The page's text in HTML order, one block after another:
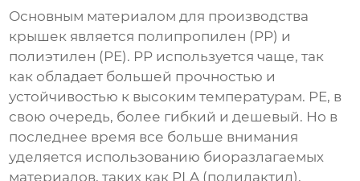
Основным материалом для производства
крышек является полипропилен (PP) и
полиэтилен (PE). PP используется чаще, так
как обладает большей прочностью и
устойчивостью к высоким температурам. PE, в
свою очередь, более гибкий и дешевый. Но в
последнее время все больше внимания
уделяется использованию биоразлагаемых
материалов, таких как PLA (полилактид),